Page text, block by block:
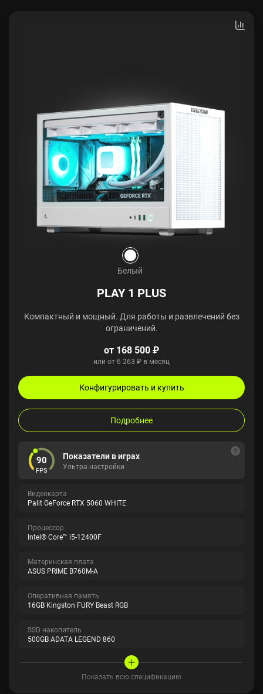
Белый
PLAY 1 PLUS
Компактный и мощный. Для работы и развлечений без
ограничений.
от 168 500 ₽
или от 6 263 ₽ в месяц
Конфигурировать и купить
Подробнее
90
FPS
Показатели в играх
Ультра-настройки
Видеокарта
Palit GeForce RTX 5060 WHITE
Процессор
Intel® Core™ i5-12400F
Материнская плата
ASUS PRIME B760M-A
Оперативная память
16GB Kingston FURY Beast RGB
SSD накопитель
500GB ADATA LEGEND 860
Показать всю спецификацию